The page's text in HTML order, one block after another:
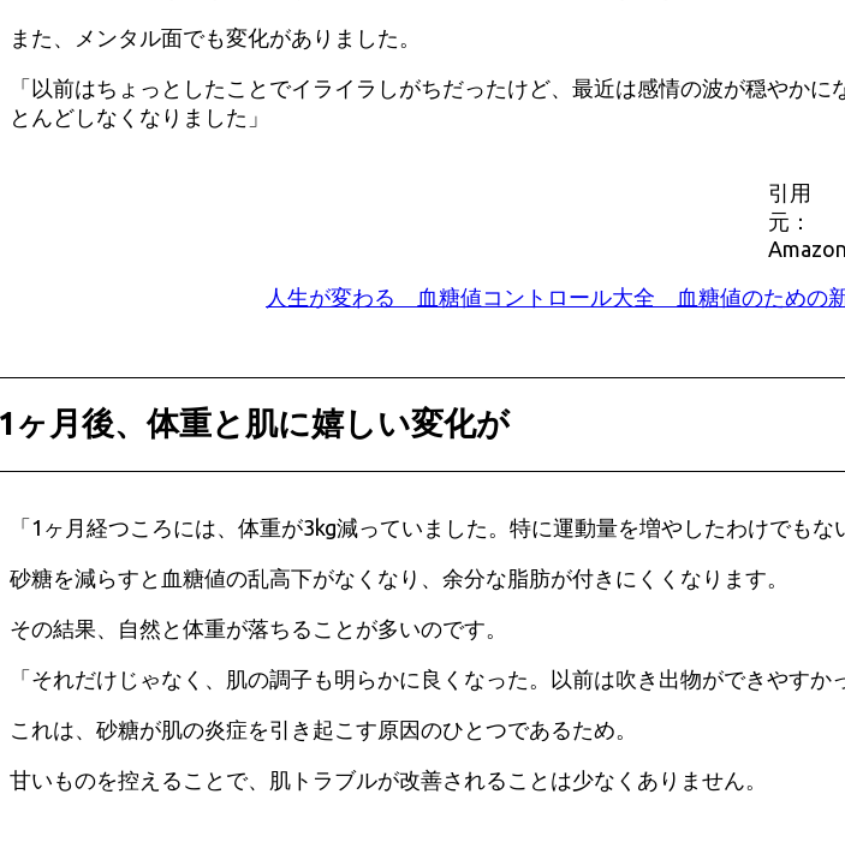
また、メンタル面でも変化がありました。
「以前はちょっとしたことでイライラしがちだったけど、最近は感情の波が穏やか
とんどしなくなりました」
引用
元：
Amazon
人生が変わる 血糖値コントロール大全 血糖値のための
ヶ月後、体重と肌に嬉しい変化が
「1ヶ月経つころには、体重が3kg減っていました。特に運動量を増やしたわけでもな
砂糖を減らすと血糖値の乱高下がなくなり、余分な脂肪が付きにくくなります。
その結果、自然と体重が落ちることが多いのです。
「それだけじゃなく、肌の調子も明らかに良くなった。以前は吹き出物ができやすか
これは、砂糖が肌の炎症を引き起こす原因のひとつであるため。
甘いものを控えることで、肌トラブルが改善されることは少なくありません。